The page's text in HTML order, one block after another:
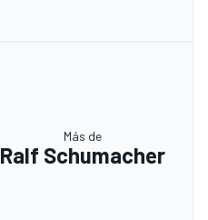
Más de
Ralf Schumacher